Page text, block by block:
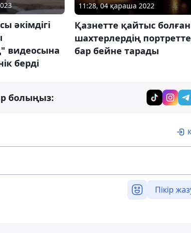
әкімдігі
видеосына
берді
11:28, 04 қараша 2022
Қазнетте қайтыс болған
шахтерлердің
бар бейне тарады
болыңыз:
Пікір